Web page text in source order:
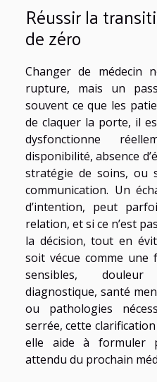
Réussir la
de zéro
Changer de médecin
rupture, mais un
souvent ce que les
de claquer la porte, il
dysfonctionne
disponibilité, absence
stratégie de soins, ou
communication. Un
d’intention, peut
relation, et si ce n’est
la décision, tout en
soit vécue comme une
sensibles,
diagnostique, santé
ou pathologies
serrée, cette
elle aide à formuler
attendu du prochain